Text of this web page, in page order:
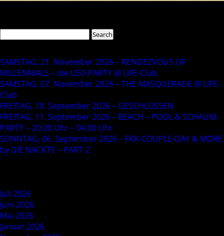
SAMSTAG, 21. November 2026 – RENDEZVOUS OF
MILLENNIALS – die U50-PARTY @ LIFE-Club
SAMSTAG, 07. November 2026 – THE MASQUERADE @ LIFE-
Club
FREITAG, 18. September 2026 – GESCHLOSSEN
FREITAG, 11. September 2026 – BEACH – POOL & SCHAUM-
PARTY – 20.00 Uhr – 04.00 Uhr
SONNTAG, 06. September 2026 – FKK-COUPLE-DAY & MORE
by DIE NACKTE – PART 2
Juli 2026
Juni 2026
Mai 2026
Januar 2026